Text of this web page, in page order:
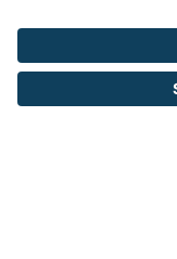
Så funkar